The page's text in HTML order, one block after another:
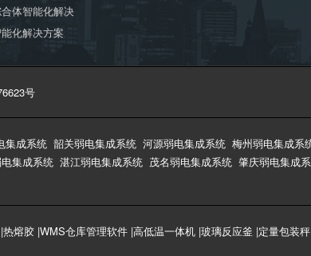
体智能化解决
化解决方案
号
集成系统 韶关弱电集成系统 河源弱电集成系统 梅州弱电集成系
集成系统 湛江弱电集成系统 茂名弱电集成系统 肇庆弱电集成
|热熔胶 |WMS仓库管理软件 |高低温一体机 |玻璃反应釜 |定量包装秤